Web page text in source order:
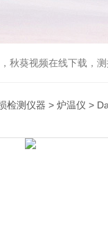
葵视频在线下载，测
检测仪器 > 炉温仪 >